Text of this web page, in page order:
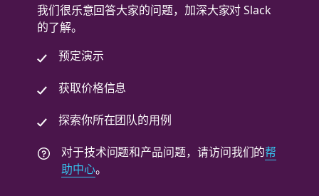
我们很乐意回答大家的问题，加深大家对 Slack
的了解。
预定演示
获取价格信息
探索你所在团队的用例
对于技术问题和产品问题，请访问我们的帮
助中心。